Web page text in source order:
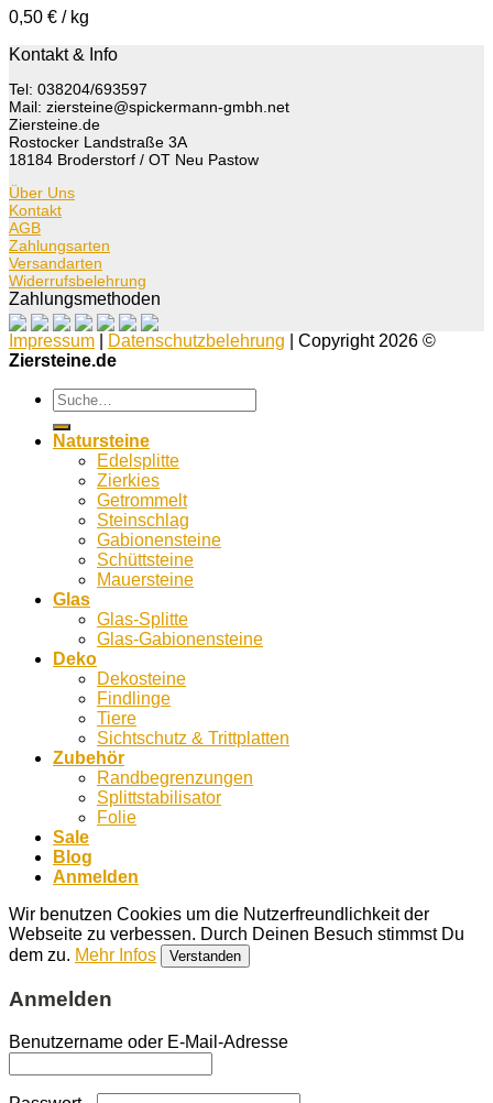
0,50 € / kg
Kontakt & Info
Tel: 038204/693597
Mail: ziersteine@spickermann-gmbh.net
Ziersteine.de
Rostocker Landstraße 3A
18184 Broderstorf / OT Neu Pastow
Über Uns
Kontakt
AGB
Zahlungsarten
Versandarten
Widerrufsbelehrung
Zahlungsmethoden
Impressum Datenschutzbelehrung | Copyright 2026 ©
Ziersteine.de
Suche
nach:
Natursteine
Edelsplitte
Zierkies
Getrommelt
Steinschlag
Gabionensteine
Schüttsteine
Mauersteine
Glas
Glas-Splitte
Glas-Gabionensteine
Deko
Dekosteine
Findlinge
Tiere
Sichtschutz & Trittplatten
Zubehör
Randbegrenzungen
Splittstabilisator
Folie
Sale
Blog
Anmelden
Wir benutzen Cookies um die Nutzerfreundlichkeit der
Webseite zu verbessen. Durch Deinen Besuch stimmst Du
dem zu. Mehr Infos Verstanden
Anmelden
Benutzername oder E-Mail-Adresse